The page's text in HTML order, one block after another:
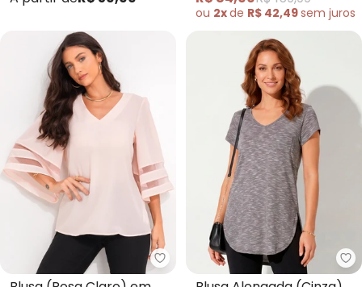
ou 2xde R$ 42,49sem juros
Quintess - Blusa (Rosa Claro)